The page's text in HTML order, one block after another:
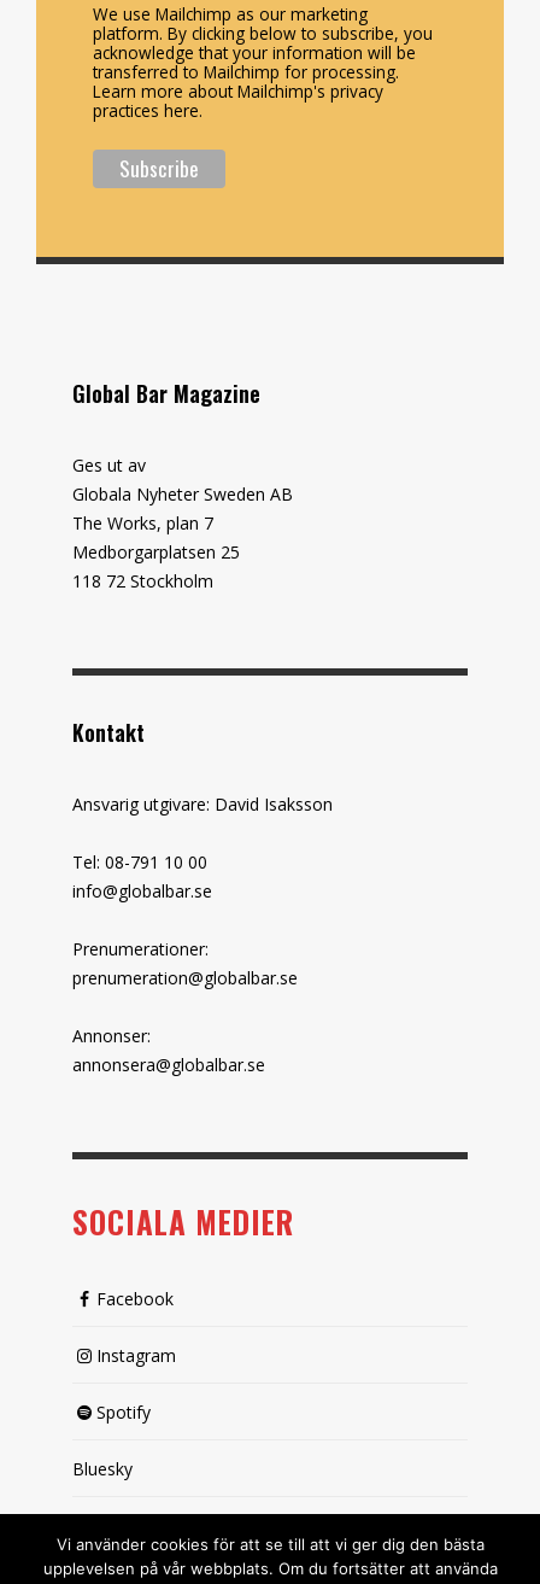
We use Mailchimp as our marketing
platform. By clicking below to subscribe, you
acknowledge that your information will be
transferred to Mailchimp for processing.
Learn more about Mailchimp's privacy
practices here.
Global Bar Magazine
Ges ut av
Globala Nyheter Sweden AB
The Works, plan 7
Medborgarplatsen 25
118 72 Stockholm
Kontakt
Ansvarig utgivare: David Isaksson
Tel: 08-791 10 00
info@globalbar.se
Prenumerationer:
prenumeration@globalbar.se
Annonser:
annonsera@globalbar.se
SOCIALA MEDIER
Facebook
Instagram
Spotify
Bluesky
Vi använder cookies för att se till att vi ger dig den bästa
upplevelsen på vår webbplats. Om du fortsätter att använda